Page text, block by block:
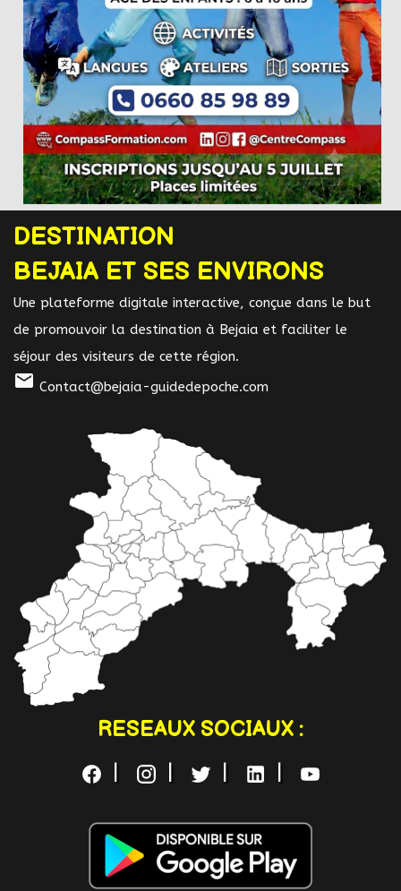
DESTINATION
BEJAIA ET SES ENVIRONS
Une plateforme digitale interactive, conçue dans le but
de promouvoir la destination à Bejaia et faciliter le
séjour des visiteurs de cette région.
mail Contact@bejaia-guidedepoche.com
RESEAUX SOCIAUX :